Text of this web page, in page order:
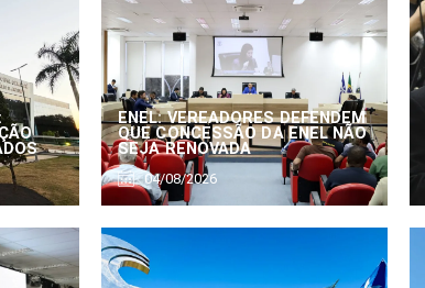
ENEL: VEREADORES DEFENDEM
QUE CONCESSÃO DA ENEL NÃO
SEJA RENOVADA
04/08/2026